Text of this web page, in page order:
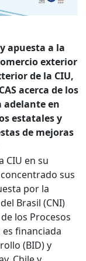
apuesta a la
exterior
de la CIU,
acerca de los
adelante en
estatales y
de mejoras
CIU en su
sus
por la
Brasil (CNI)
los Procesos
financiada
(BID) y